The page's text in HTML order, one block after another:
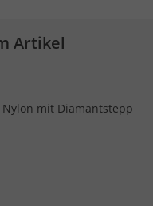
Artikel
mit Diamantstepp